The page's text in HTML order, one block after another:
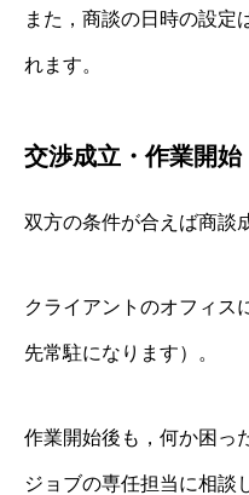
また，商談の日時の設定
れます。
交渉成立・作業開
双方の条件が合えば商談
クライアントのオフィス
先常駐になります）。
作業開始後も，何か困っ
ジョブの専任担当に相談